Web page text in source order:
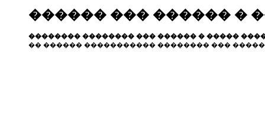
������ ��� ������ �
�������� �������� ��� ������ � �����
�� ������ ����������� �������� ���